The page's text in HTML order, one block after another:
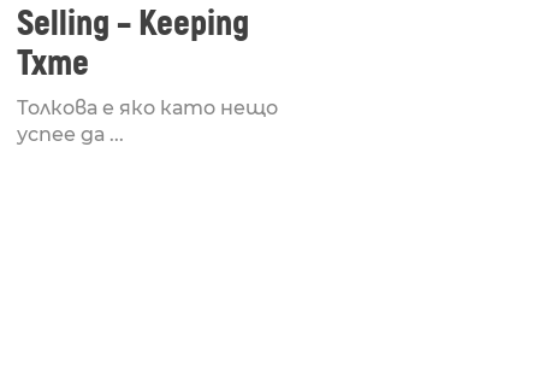
Selling – Keeping
Txme
Толкова е яко като нещо
успее да ...